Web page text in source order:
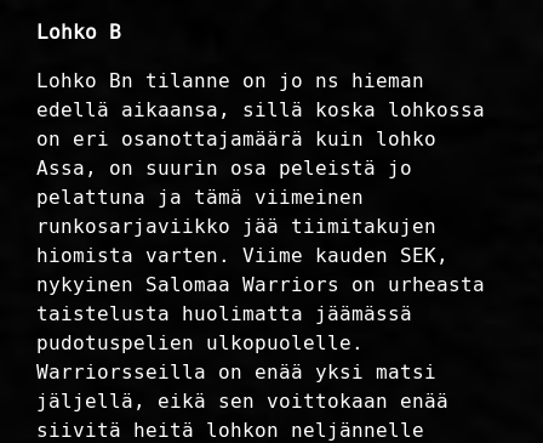
Lohko B
Lohko Bn tilanne on jo ns hieman
edellä aikaansa, sillä koska lohkossa
on eri osanottajamäärä kuin lohko
Assa, on suurin osa peleistä jo
pelattuna ja tämä viimeinen
runkosarjaviikko jää tiimitakujen
hiomista varten. Viime kauden SEK,
nykyinen Salomaa Warriors on urheasta
taistelusta huolimatta jäämässä
pudotuspelien ulkopuolelle.
Warriorsseilla on enää yksi matsi
jäljellä, eikä sen voittokaan enää
siivitä heitä lohkon neljännelle